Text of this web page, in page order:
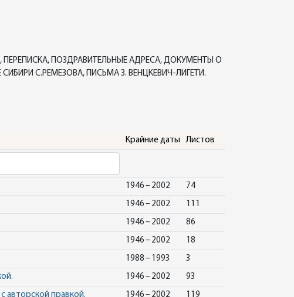
ПЕРЕПИСКА, ПОЗДРАВИТЕЛЬНЫЕ АДРЕСА, ДОКУМЕНТЫ О
С.РЕМЕЗОВА, ПИСЬМА З. ВЕНЦКЕВИЧ-ЛИГЕТИ.
Крайние даты Листов
1946 – 2002 74
1946 – 2002 111
1946 – 2002 86
1946 – 2002 18
1988 – 1993 3
1946 – 2002 93
авторской правкой. 1946 – 2002 119